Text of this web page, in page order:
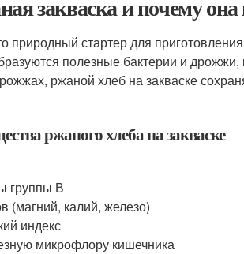
закваска и почему она
природный стартер для
полезные бактерии и
ржаной хлеб на закваске
ржаного хлеба на закваске
группы В
(магний, калий, железо)
индекс
микрофлору кишечника